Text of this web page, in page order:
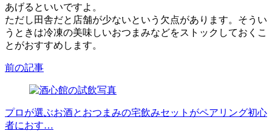
あげるといいですよ。
ただし田舎だと店舗が少ないという欠点があります。そうい
うときは冷凍の美味しいおつまみなどをストックしておくこ
とがおすすめします。
前の記事
プロが選ぶお酒とおつまみの宅飲みセットがペアリング初心
者におす…